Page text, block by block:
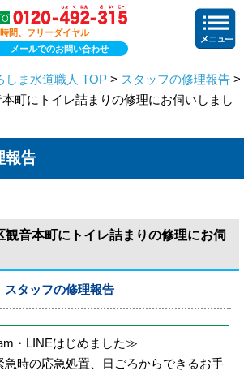
間、フリーダイヤル
メールでのお問い合わせ
しま水道職人 TOP > スタッフの修理報告 >
町にトイレ詰まりの修理にお伺いしまし
報告
観音本町にトイレ詰まりの修理にお伺
スタッフの修理報告
・LINEはじめました≫
急時の応急処置、日ごろからできるお手